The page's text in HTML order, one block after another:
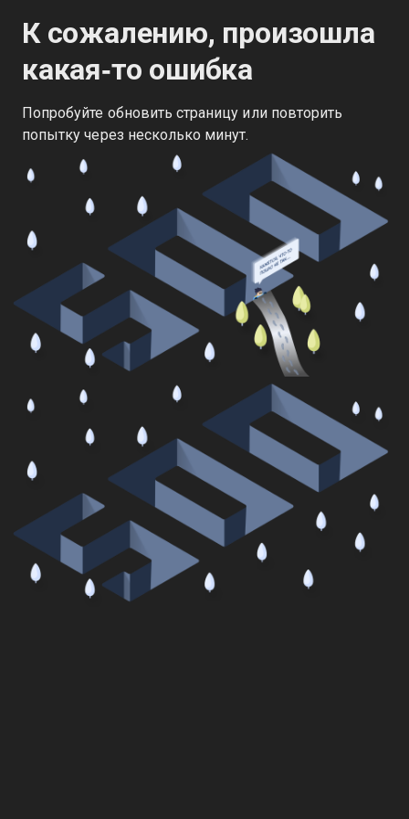
К сожалению, произошла
какая‑то ошибка
Попробуйте обновить страницу или повторить
попытку через несколько минут.